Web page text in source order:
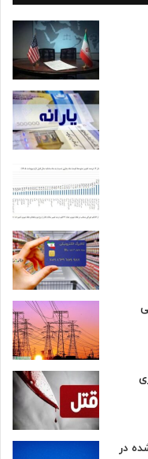
در